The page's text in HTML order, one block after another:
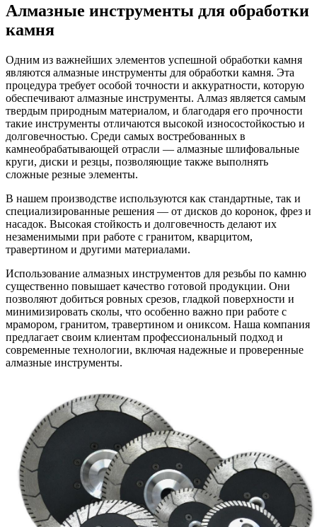
Алмазные инструменты для обработки
камня
Одним из важнейших элементов успешной обработки камня
являются алмазные инструменты для обработки камня. Эта
процедура требует особой точности и аккуратности, которую
обеспечивают алмазные инструменты. Алмаз является самым
твердым природным материалом, и благодаря его прочности
такие инструменты отличаются высокой износостойкостью и
долговечностью. Среди самых востребованных в
камнеобрабатывающей отрасли — алмазные шлифовальные
круги, диски и резцы, позволяющие также выполнять
сложные резные элементы.
В нашем производстве используются как стандартные, так и
специализированные решения — от дисков до коронок, фрез и
насадок. Высокая стойкость и долговечность делают их
незаменимыми при работе с гранитом, кварцитом,
травертином и другими материалами.
Использование алмазных инструментов для резьбы по камню
существенно повышает качество готовой продукции. Они
позволяют добиться ровных срезов, гладкой поверхности и
минимизировать сколы, что особенно важно при работе с
мрамором, гранитом, травертином и ониксом. Наша компания
предлагает своим клиентам профессиональный подход и
современные технологии, включая надежные и проверенные
алмазные инструменты.